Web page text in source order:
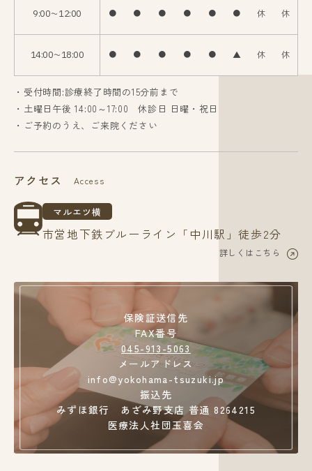
9:00〜12:00 ● ● ● ● ● ● 休 休
14:00〜18:00 ● ● ● ● ● ▲ 休 休
・受付時間:診療終了時間の15分前まで
・土曜日午後 14:00～17:00 休診日 日曜・祝日
・ご予約のうえ、ご来院ください
アクセス Access
マルエツ横
市営地下鉄ブルーライン「中川駅」徒歩2分
詳しくはこちら
保険証送信先
FAX番号
045-913-5063
メールアドレス
info@yokohama-tsuzuki.jp
振込先
みずほ銀行 あざみ野支店 普通 8264215
医療法人社団玉喜会